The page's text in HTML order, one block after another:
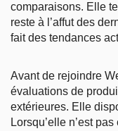
comparaisons. Elle
reste à l’affut des
fait des tendances
Avant de rejoindre
évaluations de
extérieures. Elle
Lorsqu’elle n’est